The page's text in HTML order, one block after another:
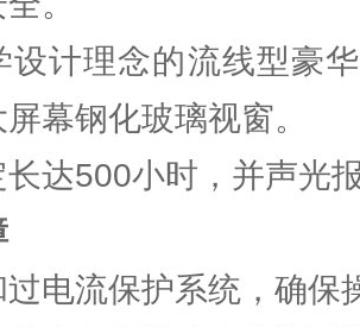
设计理念的流线型豪
幕钢化玻璃视窗。
长达500小时，并声光
过电流保护系统，确保